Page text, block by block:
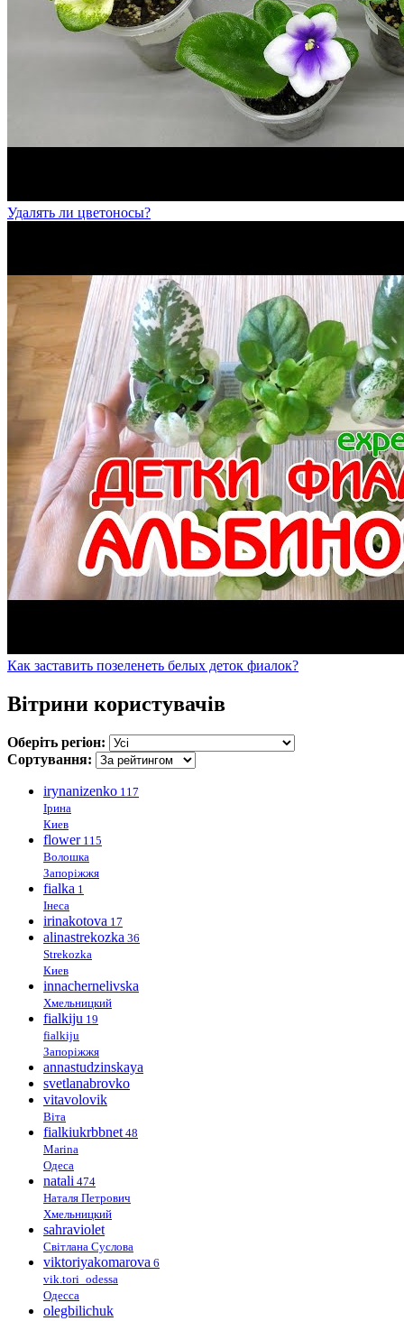
Удалять ли цветоносы?
Как заставить позеленеть белых деток фиалок?
Вітрини користувачів
Оберіть регіон:
Сортування:
irynanizenko 117
Ірина
Киев
flower 115
Волошка
Запоріжжя
fialka 1
Інеса
irinakotova 17
alinastrekozka 36
Strekozka
Киев
innachernelivska
Хмельницкий
fialkiju 19
fialkiju
Запоріжжя
annastudzinskaya
svetlanabrovko
vitavolovik
Віта
fialkiukrbbnet 48
Marina
Одеса
natali 474
Наталя Петрович
Хмельницкий
sahraviolet
Світлана Суслова
viktoriyakomarova 6
vik.tori_odessa
Одесса
olegbilichuk